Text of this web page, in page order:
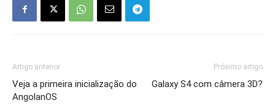
Artigo anterior
Veja a primeira inicialização do
AngolanOS
Próximo artigo
Galaxy S4 com câmera 3D?